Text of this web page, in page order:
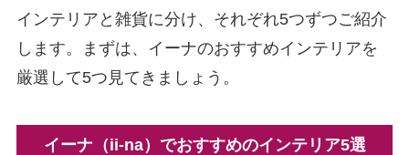
インテリアと雑貨に分け、それぞれ5つずつご紹介
します。まずは、イーナのおすすめインテリアを
厳選して5つ見てきましょう。
イーナ（ii-na）でおすすめのインテリア5選